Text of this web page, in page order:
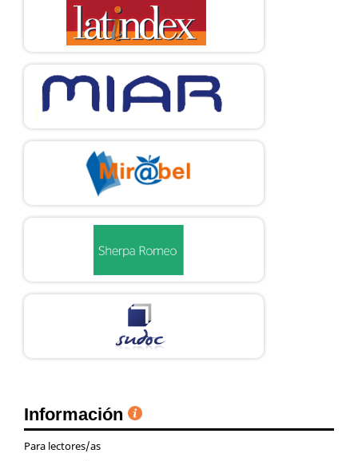
Información
Para lectores/as